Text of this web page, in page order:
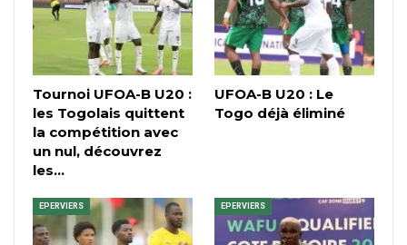
Tournoi UFOA-B U20 :
les Togolais quittent
la compétition avec
un nul, découvrez
les…
UFOA-B U20 : Le
Togo déjà éliminé
EPERVIERS EPERVIERS